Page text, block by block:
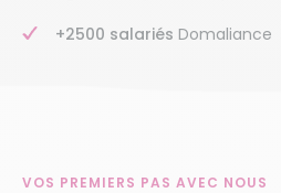
+2500 salariés Domaliance
VOS PREMIERS PAS AVEC NOUS